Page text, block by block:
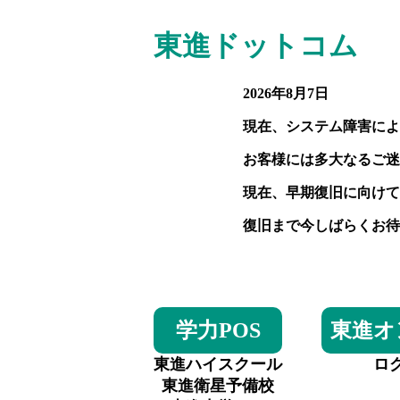
東進ドットコム
2026年8月7日
現在、システム障害に
お客様には多大なるご
現在、早期復旧に向け
復旧まで今しばらくお
学力POS
東進ハイスクール
東進衛星予備校
東進
ロ